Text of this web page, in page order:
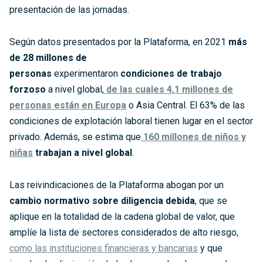
presentación de las jornadas.
Según datos presentados por la Plataforma, en 2021 más
de 28 millones de
personas experimentaron condiciones de trabajo
forzoso a nivel global, de las cuales 4,1 millones de
personas están en Europa o Asia Central. El 63% de las
condiciones de explotación laboral tienen lugar en el sector
privado. Además, se estima que 160 millones de niños y
niñas trabajan a nivel global.
Las reivindicaciones de la Plataforma abogan por un
cambio normativo sobre diligencia debida, que se
aplique en la totalidad de la cadena global de valor, que
amplíe la lista de sectores considerados de alto riesgo,
como las instituciones financieras y bancarias y que